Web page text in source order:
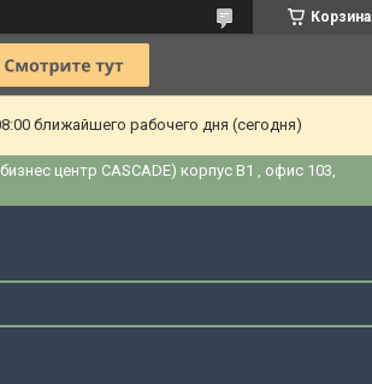
Корзина
ближайшего рабочего дня (сегодня)
центр CASCADE) корпус В1 , офис 103,